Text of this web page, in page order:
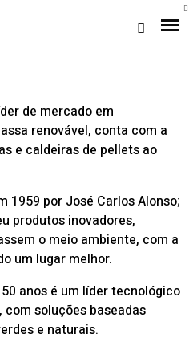
de mercado em
renovável, conta com a
e caldeiras de pellets ao
1959 por José Carlos Alonso;
produtos inovadores,
o meio ambiente, com a
um lugar melhor.
anos é um líder tecnológico
soluções baseadas
e naturais.